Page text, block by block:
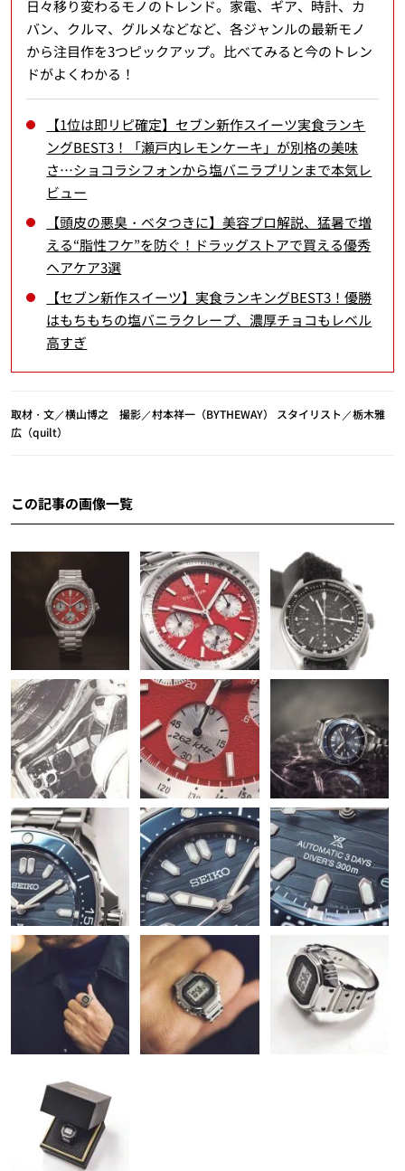
日々移り変わるモノのトレンド。家電、ギア、時計、カ
バン、クルマ、グルメなどなど、各ジャンルの最新モノ
から注目作を3つピックアップ。比べてみると今のトレン
ドがよくわかる！
【1位は即リピ確定】セブン新作スイーツ実食ランキ
ングBEST3！「瀬戸内レモンケーキ」が別格の美味
さ…ショコラシフォンから塩バニラプリンまで本気レ
ビュー
【頭皮の悪臭・ベタつきに】美容プロ解説、猛暑で増
える“脂性フケ”を防ぐ！ドラッグストアで買える優秀
ヘアケア3選
【セブン新作スイーツ】実食ランキングBEST3！優勝
はもちもちの塩バニラクレープ、濃厚チョコもレベル
高すぎ
取材・文／横山博之 撮影／村本祥一（BYTHEWAY） スタイリスト／栃木雅
広（quilt）
この記事の画像一覧